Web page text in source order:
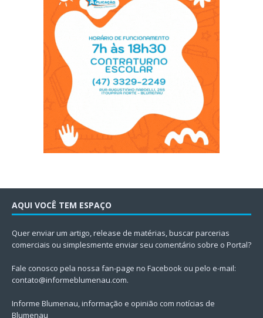
AQUI VOCÊ TEM ESPAÇO
Quer enviar um artigo, release de matérias, buscar parcerias
comerciais ou simplesmente enviar seu comentário sobre o Portal?
Fale conosco pela nossa fan-page no Facebook ou pelo e-mail:
contato@informeblumenau.com.
Informe Blumenau, informação e opinião com notícias de
Blumenau